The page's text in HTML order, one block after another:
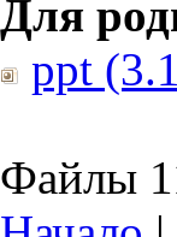
Для
ppt
Файлы